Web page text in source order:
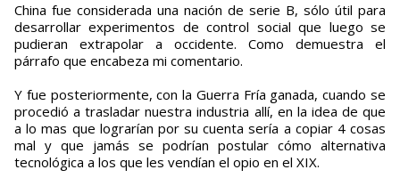
China fue considerada una nación de serie B, sólo útil para
desarrollar experimentos de control social que luego se
pudieran extrapolar a occidente. Como demuestra el
párrafo que encabeza mi comentario.
Y fue posteriormente, con la Guerra Fría ganada, cuando se
procedió a trasladar nuestra industria allí, en la idea de que
a lo mas que lograrían por su cuenta sería a copiar 4 cosas
mal y que jamás se podrían postular cómo alternativa
tecnológica a los que les vendían el opio en el XIX.